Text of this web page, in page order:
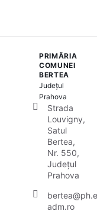
PRIMĂRIA
COMUNEI
BERTEA
Județul
Prahova
Strada
Louvigny,
Satul
Bertea,
Nr. 550,
Județul
Prahova
adm.ro